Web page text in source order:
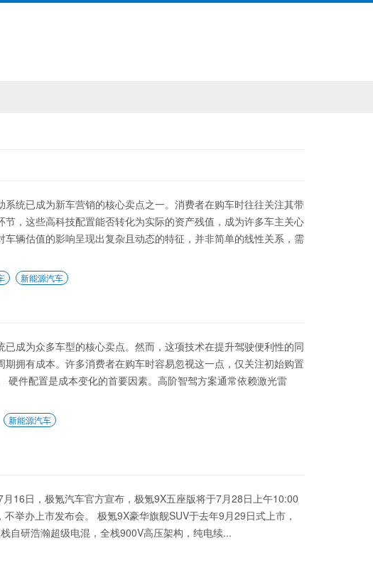
统已成为新车营销的核心卖点之一。消费者在购车时往往关注其带
，这些高科技配置能否转化为实际的资产残值，成为许多车主关心
辆估值的影响呈现出复杂且动态的特征，并非简单的线性关系，需
新能源汽车
成为众多车型的核心卖点。然而，这项技术在提升驾驶便利性的同
拥有成本。许多消费者在购车时容易忽视这一点，仅关注初始购置
硬件配置是成本变化的首要因素。高阶智驾方案通常依赖激光雷
新能源汽车
月16日，极氪汽车官方宣布，极氪9X五座版将于7月28日上午10:00
不举办上市发布会。 极氪9X豪华旗舰SUV于去年9月29日式上市，
自研浩瀚超级电混，全栈900V高压架构，纯电续...